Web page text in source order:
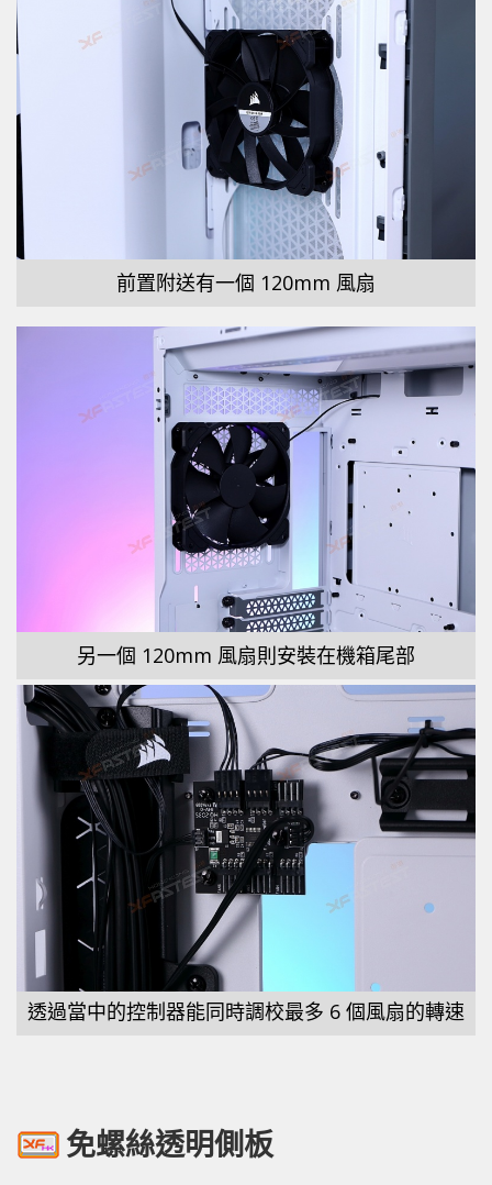
前置附送有一個 120mm 風扇
另一個 120mm 風扇則安裝在機箱尾部
透過當中的控制器能同時調校最多 6 個風扇的轉速
免螺絲透明側板